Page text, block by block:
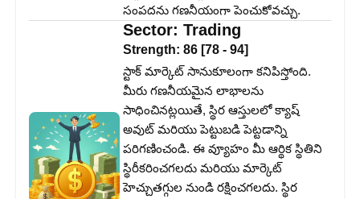
సంపదను గణనీయంగా పెంచుకోవచ్చు.
Sector: Trading
Strength: 86 [78 - 94]
స్టాక్ మార్కెట్ సానుకూలంగా కనిపిస్తోంది.
మీరు గణనీయమైన లాభాలను
సాధించినట్లయితే, స్థిర ఆస్తులలో క్యాష్
అవుట్ మరియు పెట్టుబడి పెట్టడాన్ని
పరిగణించండి. ఈ వ్యూహం మీ ఆర్థిక స్థితిని
స్థిరీకరించగలదు మరియు మార్కెట్
హెచ్చుతగ్గుల నుండి రక్షించగలదు. స్థిర